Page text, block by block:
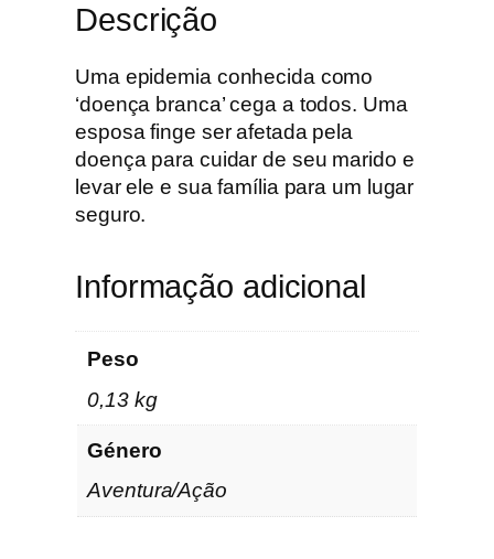
s
o
b
r
e
a
g
a
Descrição
Uma epidemia conhecida como
‘doença branca’ cega a todos. Uma
esposa finge ser afetada pela
doença para cuidar de seu marido e
levar ele e sua família para um lugar
seguro.
Informação adicional
Peso
0,13 kg
Género
Aventura/Ação